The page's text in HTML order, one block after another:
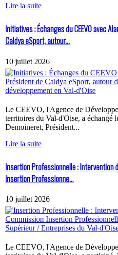
Lire la suite
Initiatives : Échanges du CEEVO avec
Caldya eSport, autour...
10 juillet 2026
Le CEEVO, l'Agence de
territoires du Val-d'Oise, a échangé
Demoineret, Président...
Lire la suite
Insertion Professionnelle : Intervention
Insertion Professionne...
10 juillet 2026
Le CEEVO, l'Agence de